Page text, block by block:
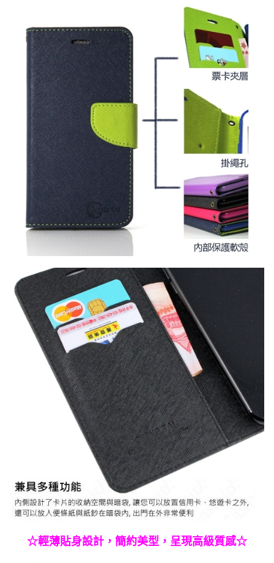
☆輕薄貼身設計，簡約美型，呈現高級質感☆